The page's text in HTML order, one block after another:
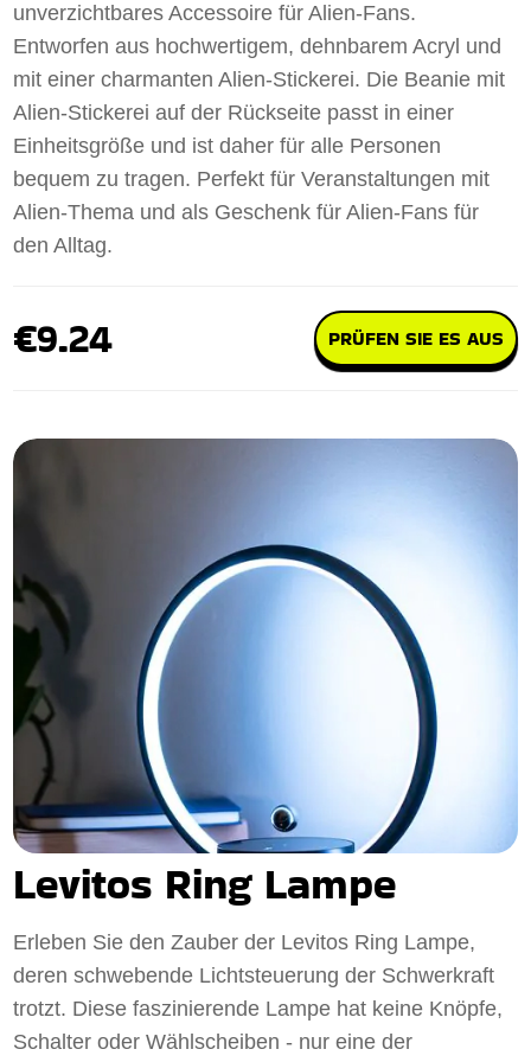
unverzichtbares Accessoire für Alien-Fans.
Entworfen aus hochwertigem, dehnbarem Acryl und
mit einer charmanten Alien-Stickerei. Die Beanie mit
Alien-Stickerei auf der Rückseite passt in einer
Einheitsgröße und ist daher für alle Personen
bequem zu tragen. Perfekt für Veranstaltungen mit
Alien-Thema und als Geschenk für Alien-Fans für
den Alltag.
€9.24 PRÜFEN SIE ES AUS
Levitos Ring Lampe
Erleben Sie den Zauber der Levitos Ring Lampe,
deren schwebende Lichtsteuerung der Schwerkraft
trotzt. Diese faszinierende Lampe hat keine Knöpfe,
Schalter oder Wählscheiben - nur eine der